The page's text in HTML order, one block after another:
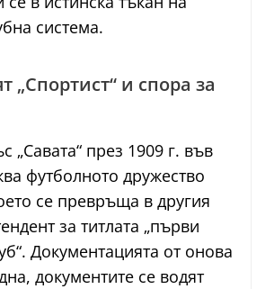
система.
„Спортист“ и спора за
„Савата“ през 1909 г. във
футболното дружество
се превръща в другия
за титлата „първи
Документацията от онова
документите се водят